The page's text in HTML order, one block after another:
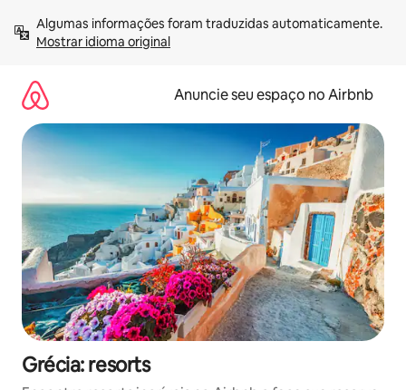
para
Mostrar idioma original
Anuncie seu espaço no Airbnb
Grécia: resorts